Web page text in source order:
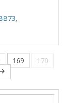
,
169
170